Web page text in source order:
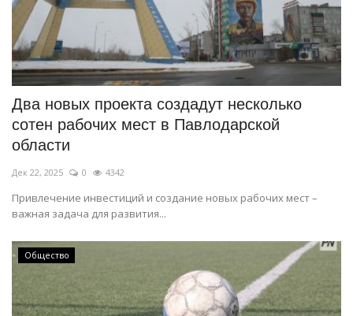
Два новых проекта создадут несколько
сотен рабочих мест в Павлодарской
области
Дек 22, 2025 0 4342
Привлечение инвестиций и создание новых рабочих мест –
важная задача для развития...
Общество